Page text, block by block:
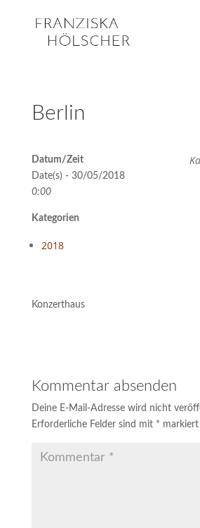
Berlin
Datum/Zeit
Date(s) - 30/05/2018
0:00
Kategorien
2018
Konzerthaus
Kommentar absenden
Deine E-Mail-Adresse wird nicht
Erforderliche Felder sind mit * markiert